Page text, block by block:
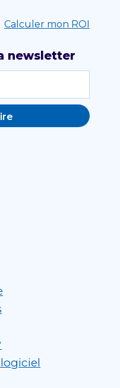
Calculer mon ROI
newsletter